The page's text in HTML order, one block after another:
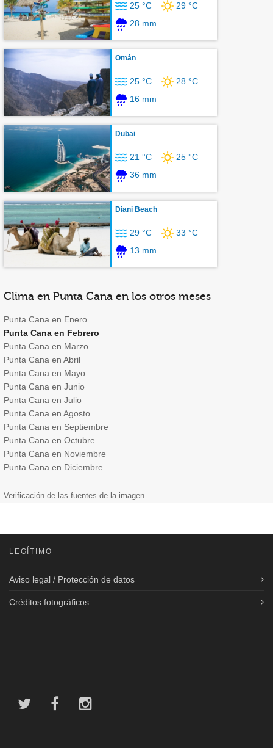
25 °C
29 °C
28 mm
Omán
25 °C
28 °C
16 mm
Dubai
21 °C
25 °C
36 mm
Diani Beach
29 °C
33 °C
13 mm
Clima en Punta Cana en los otros meses
Punta Cana en Enero
Punta Cana en Febrero
Punta Cana en Marzo
Punta Cana en Abril
Punta Cana en Mayo
Punta Cana en Junio
Punta Cana en Julio
Punta Cana en Agosto
Punta Cana en Septiembre
Punta Cana en Octubre
Punta Cana en Noviembre
Punta Cana en Diciembre
Verificación de las fuentes de la imagen
LEGÍTIMO
Aviso legal / Protección de datos
Créditos fotográficos